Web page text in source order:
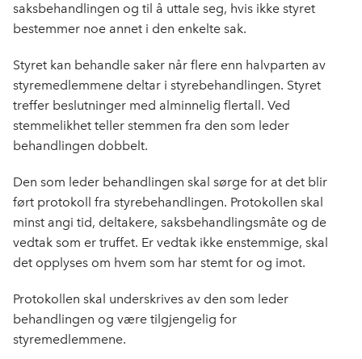
saksbehandlingen og til å uttale seg, hvis ikke styret
bestemmer noe annet i den enkelte sak.
Styret kan behandle saker når flere enn halvparten av
styremedlemmene deltar i styrebehandlingen. Styret
treffer beslutninger med alminnelig flertall. Ved
stemmelikhet teller stemmen fra den som leder
behandlingen dobbelt.
Den som leder behandlingen skal sørge for at det blir
ført protokoll fra styrebehandlingen. Protokollen skal
minst angi tid, deltakere, saksbehandlingsmåte og de
vedtak som er truffet. Er vedtak ikke enstemmige, skal
det opplyses om hvem som har stemt for og imot.
Protokollen skal underskrives av den som leder
behandlingen og være tilgjengelig for
styremedlemmene.